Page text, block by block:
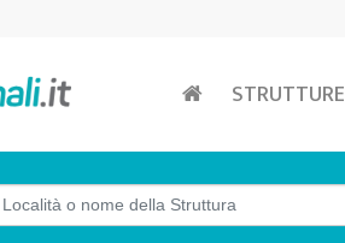
STRUTTURE